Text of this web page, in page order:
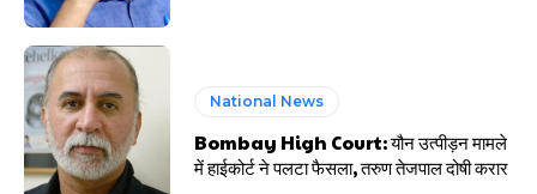
National News
Bombay High Court: यौन उत्पीड़न मामले
में हाईकोर्ट ने पलटा फैसला, तरुण तेजपाल दोषी करार